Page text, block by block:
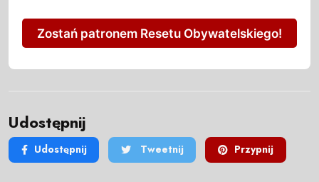
Zostań patronem Resetu Obywatelskiego!
Udostępnij
Udostępnij Tweetnij Przypnij